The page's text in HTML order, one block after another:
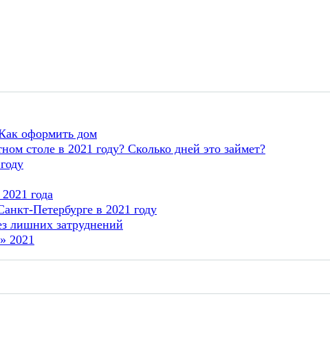
оформить дом
столе в 2021 году? Сколько дней это займет?
года
Петербурге в 2021 году
лишних затруднений
2021